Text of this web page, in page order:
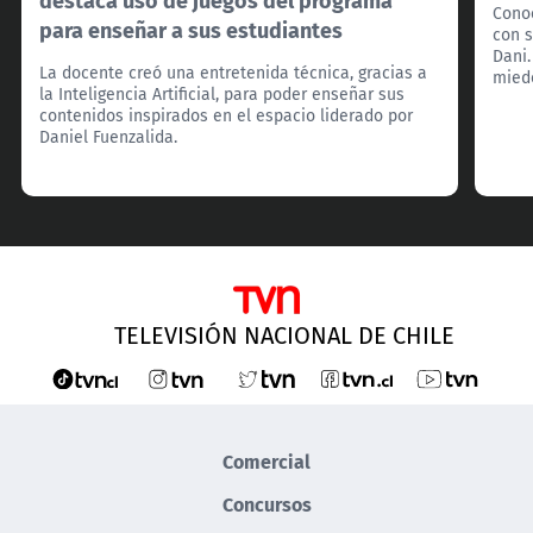
para enseñar a sus estudiantes
La docente creó una entretenida técnica, gracias a
la Inteligencia Artificial, para poder enseñar sus
contenidos inspirados en el espacio liderado por
Daniel Fuenzalida.
con
TELEVISIÓN NACIONAL DE CHILE
Comercial
Concursos